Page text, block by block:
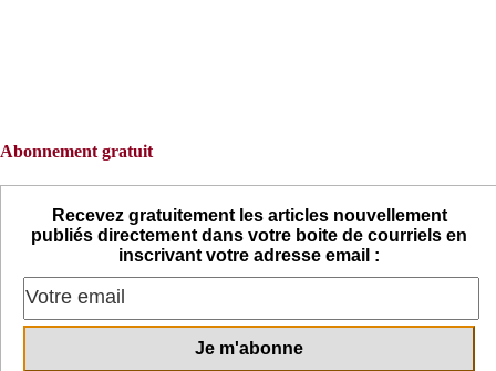
Abonnement gratuit
Recevez gratuitement les articles nouvellement
publiés directement dans votre boite de courriels en
inscrivant votre adresse email :